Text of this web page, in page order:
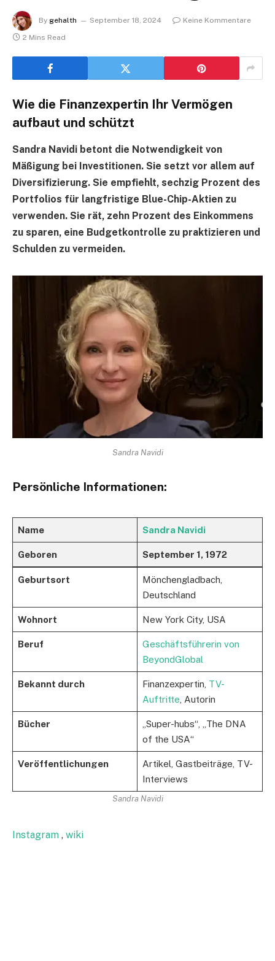
By gehalth September 18, 2024
Keine Kommentare
2 Mins Read
Wie die Finanzexpertin Ihr Vermögen
aufbaut und schützt
Sandra Navidi betont die Notwendigkeit von
Mäßigung bei Investitionen. Sie setzt vor allem auf
Diversifizierung. Sie empfiehlt, sechzig Prozent des
Portfolios für langfristige Blue-Chip-Aktien zu
verwenden. Sie rät, zehn Prozent des Einkommens
zu sparen, eine Budgetkontrolle zu praktizieren und
Schulden zu vermeiden.
Sandra Navidi
Persönliche Informationen:
Name Sandra Navidi
Geboren September 1, 1972
Geburtsort
Mönchengladbach,
Deutschland
Wohnort New York City, USA
Beruf
Geschäftsführerin von
BeyondGlobal
Bekannt durch Finanzexpertin, TV-
Auftritte , Autorin
Bücher
„Super-hubs“, „The DNA
of the USA“
Veröffentlichungen
Artikel, Gastbeiträge, TV-
Interviews
Sandra Navidi
Instagram , wiki